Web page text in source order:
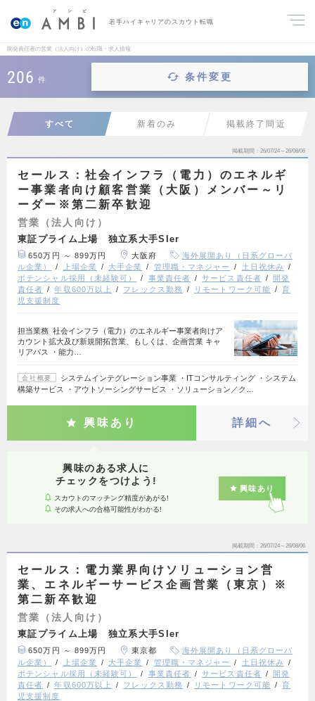
若手ハイキャリアのスカウト転職
開発責任者の営業（法人向け）の転職・求人情報
206 件 条件変更
すべて 新着のみ 掲載終了間近
掲載期間 26/07/24～26/08/06
セールス：社会インフラ（電力）のエネルギ
ー事業者向け顧客営業（大阪）メンバー～リ
ーダー※第二新卒歓迎
営業（法人向け）
東証プライム上場 独立系大手SIer
650万円 ～ 899万円 大阪府
海外展開あり（日系グローバ
ル企業）
上場企業 大手企業 管理職・マネジャー
土日祝休み
ポテンシャル採用（未経験可）
事業責任者 サービス責任者
開発
責任者
年収600万以上 フレックス勤務 リモートワーク可能
育
児支援制度
担当業務 社会インフラ（電力）のエネルギー事業者向けア
カウント拡大及び新規開拓営業、もしくは、企画営業 キャ
リアパス ・能力…
会社概要
システムインテグレーション事業 ・ITコンサルティング ・システム
構築サービス ・アウトソーシングサービス ・ソリューション／ク…
興味あり 詳細へ
興味のある求人に
チェックをつけよう!
スカウトのマッチング精度があがる!
その求人への合格可能性がわかる!
興味あり
掲載期間 26/07/24～26/08/06
セールス：電力業界向けソリューション営
業、エネルギーサービス企画営業（東京）※
第二新卒歓迎
営業（法人向け）
東証プライム上場 独立系大手SIer
650万円 ～ 899万円 東京都
海外展開あり（日系グローバ
ル企業）
上場企業 大手企業 管理職・マネジャー
土日祝休み
ポテンシャル採用（未経験可）
事業責任者 サービス責任者
開発
責任者
年収600万以上 フレックス勤務 リモートワーク可能
育
児支援制度